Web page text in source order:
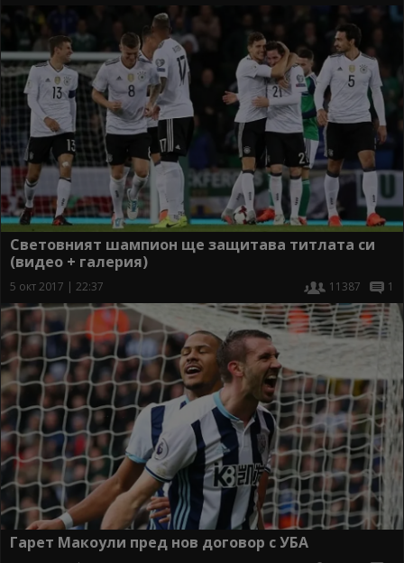
Световният шампион ще защитава титлата си
(видео + галерия)
5 окт 2017 | 22:37 11387 1
Гарет Макоули пред нов договор с УБА